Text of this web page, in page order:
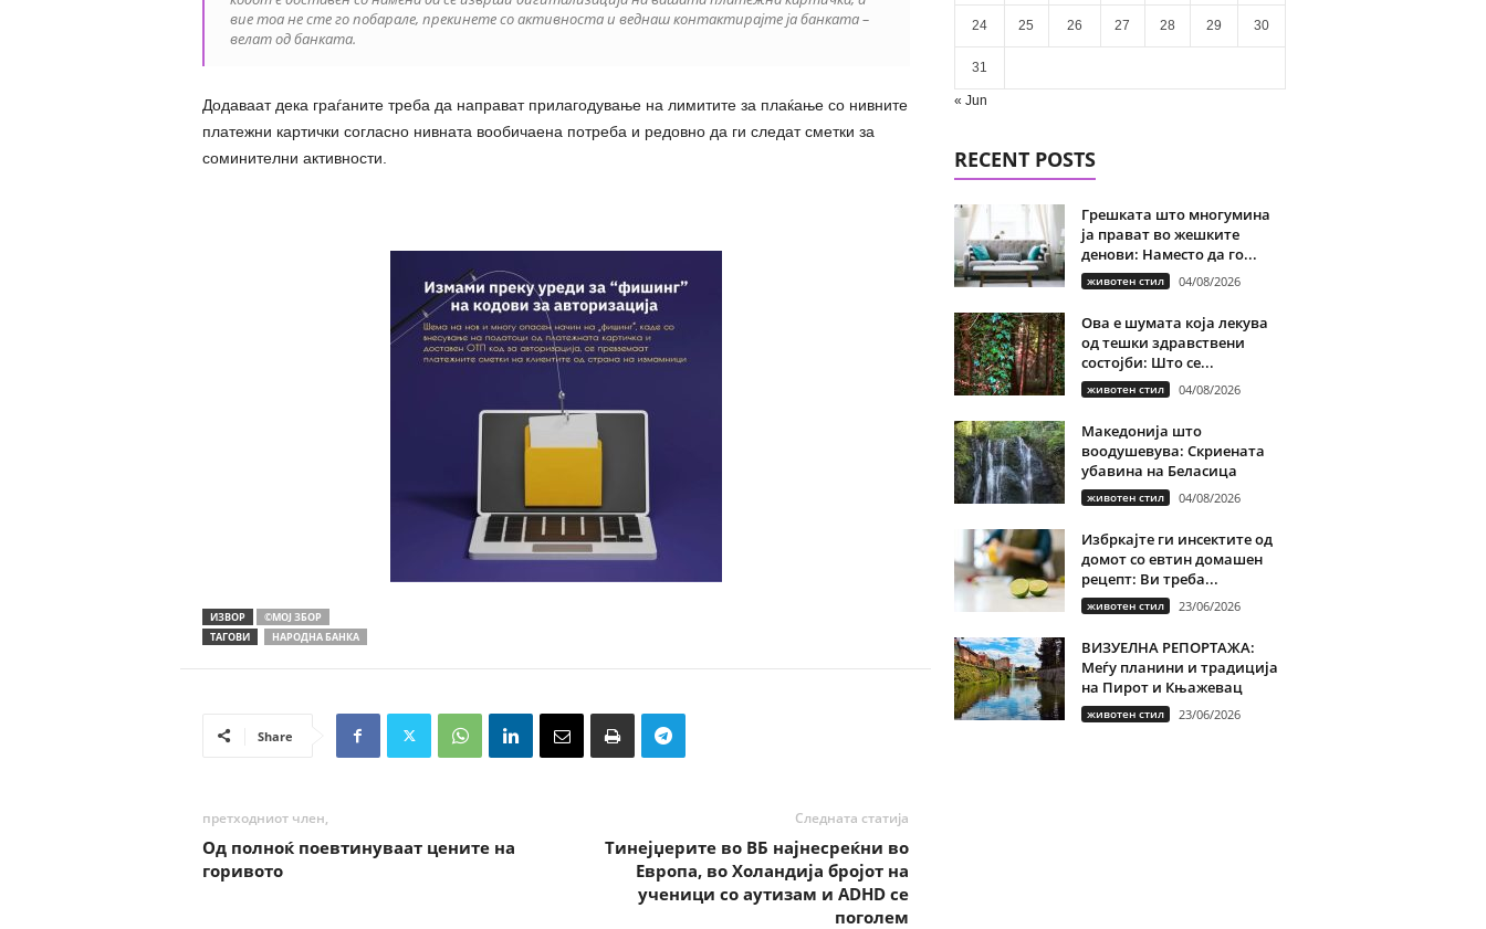
вие тоа не сте го побарале, прекинете со активноста и веднаш контактирајте ја банката –
велат од банката.
Додаваат дека граѓаните треба да направат прилагодување на лимитите за плаќање со нивните
платежни картички согласно нивната вообичаена потреба и редовно да ги следат сметки за
соминителни активности.
ИЗВОР
©МОЈ ЗБОР
ТАГОВИ
НАРОДНА БАНКА
Share
претходниот член,
Од полноќ поевтинуваат цените на
горивото
Следната статија
Тинејџерите во ВБ најнесреќни во
Европа, во Холандија бројот на
ученици со аутизам и ADHD се
поголем
24 25 26 27 28 29 30
31
« Jun
RECENT POSTS
Грешката што многумина
ја прават во жешките
денови: Наместо да го...
животен стил 04/08/2026
Ова е шумата која лекува
од тешки здравствени
состојби: Што се...
животен стил 04/08/2026
Македонија што
воодушевува: Скриената
убавина на Беласица
животен стил 04/08/2026
Избркајте ги инсектите од
домот со евтин домашен
рецепт: Ви треба...
животен стил 23/06/2026
ВИЗУЕЛНА РЕПОРТАЖА:
Меѓу планини и традиција
на Пирот и Књажевац
животен стил 23/06/2026